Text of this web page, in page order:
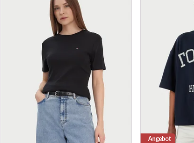
Angebot